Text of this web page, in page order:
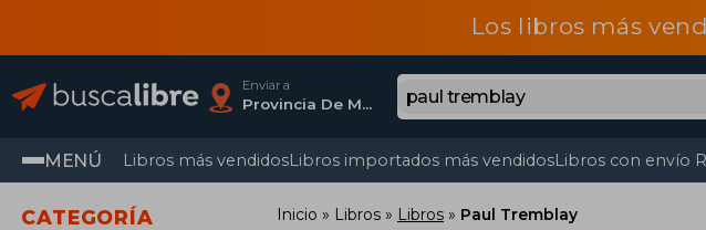
Los libros más
Enviar a
Provincia De Madrid
MENÚ Libros más vendidosLibros importados más vendidosLibros con envío
CATEGORÍA Inicio Libros Libros Paul Tremblay